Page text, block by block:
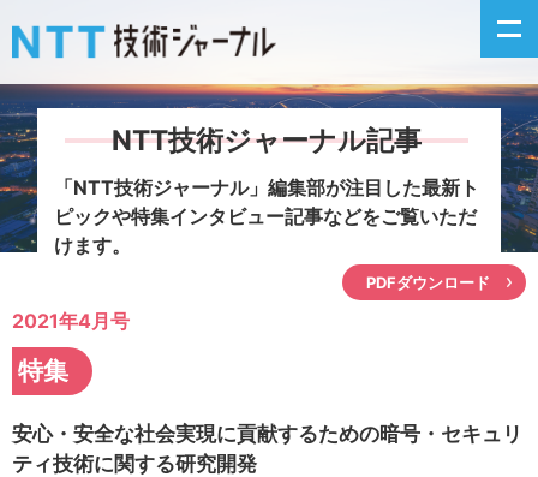
新着情報
イベントカレンダー
NTT技術ジャーナル記事
「NTT技術ジャーナル」編集部が注目した最新ト
ピックや特集インタビュー記事などをご覧いただ
けます。
PDFダウンロード
2021年4月号
特集
安心・安全な社会実現に貢献するための暗号・セキュリ
ティ技術に関する研究開発